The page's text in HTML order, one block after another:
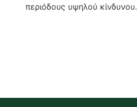
περιόδους υψηλού κίνδυνου.